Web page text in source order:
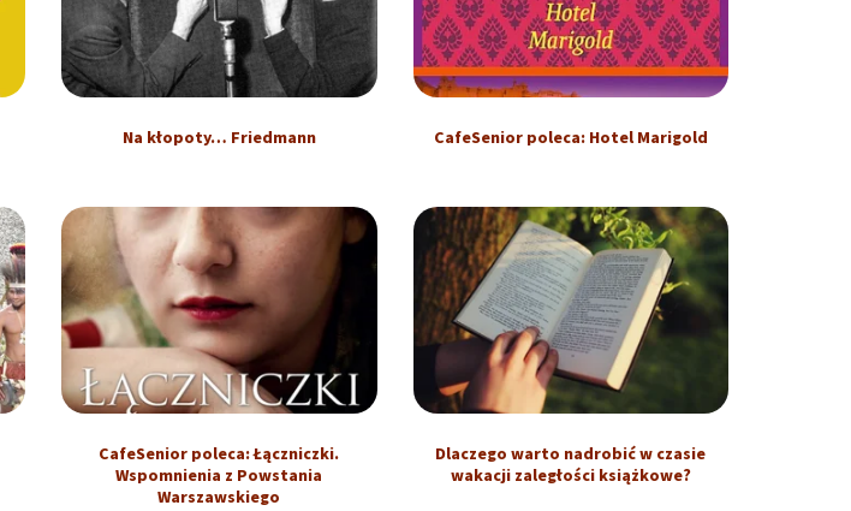
Na kłopoty… Friedmann CafeSenior poleca: Hotel Marigold
CafeSenior poleca: Łączniczki.
Wspomnienia z Powstania
Warszawskiego
Dlaczego warto nadrobić w czasie
wakacji zaległości książkowe?